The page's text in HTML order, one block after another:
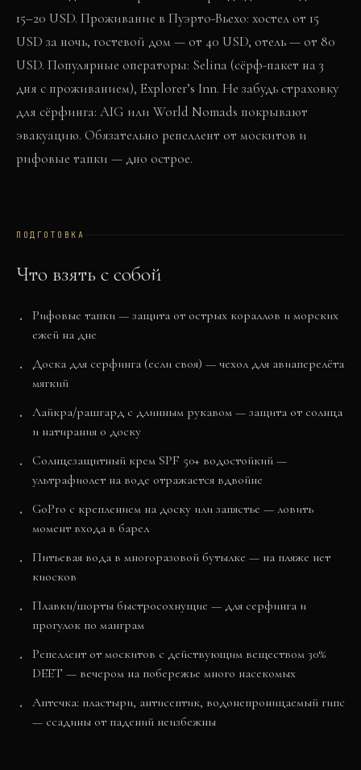
15–20 USD. Проживание в Пуэрто-Вьехо: хостел от 15
USD за ночь, гостевой дом — от 40 USD, отель — от 80
USD. Популярные операторы: Selina (сёрф-пакет на 3
дня с проживанием), Explorer’s Inn. Не забудь страховку
для сёрфинга: AIG или World Nomads покрывают
эвакуацию. Обязательно репеллент от москитов и
рифовые тапки — дно острое.
ПОДГОТОВКА
Что взять с собой
Рифовые тапки — защита от острых кораллов и морских
ежей на дне
Доска для серфинга (если своя) — чехол для авиаперелёта
мягкий
Лайкра/рашгард с длинным рукавом — защита от солнца
и натирания о доску
Солнцезащитный крем SPF 50+ водостойкий —
ультрафиолет на воде отражается вдвойне
GoPro с креплением на доску или запястье — ловить
момент входа в барел
Питьевая вода в многоразовой бутылке — на пляже нет
киосков
Плавки/шорты быстросохнущие — для серфинга и
прогулок по манграм
Репеллент от москитов с действующим веществом 30%
DEET — вечером на побережье много насекомых
Аптечка: пластыри, антисептик, водонепроницаемый гипс
— ссадины от падений неизбежны